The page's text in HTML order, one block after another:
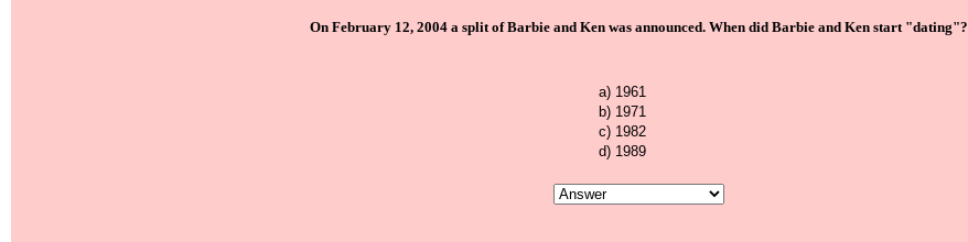
On February 12, 2004 a split of Barbie and Ken was announced. When did Barbie and Ken start "dating"?
a) 1961
b) 1971
c) 1982
d) 1989